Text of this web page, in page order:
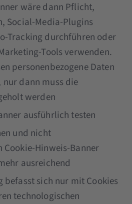
wäre dann Pflicht,
Social-Media-Plugins
Tracking durchführen oder
Tools verwenden.
personenbezogene Daten
dann muss die
werden
ausführlich testen
und nicht
Cookie-Hinweis-Banner
ausreichend
befasst sich nur mit Cookies
technologischen